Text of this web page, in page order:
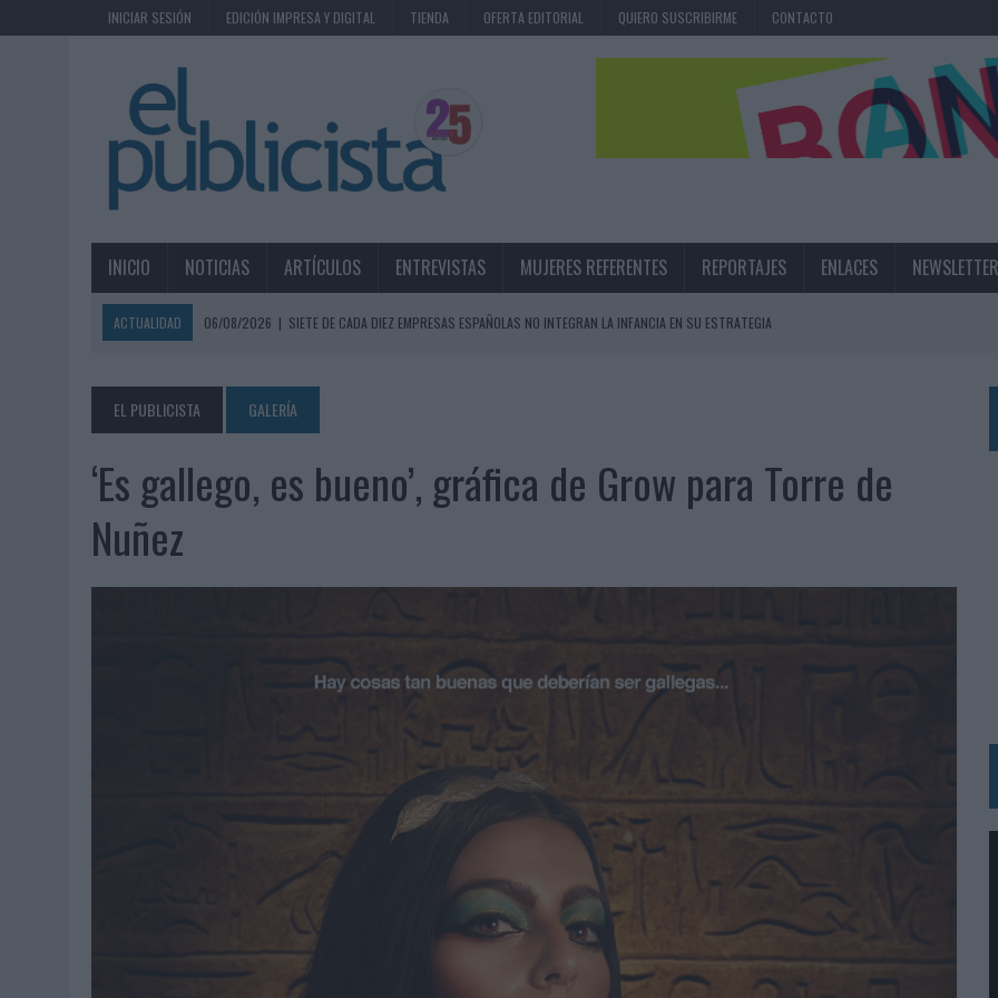
INICIAR SESIÓN EDICIÓN IMPRESA Y DIGITAL TIENDA OFERTA EDITORIAL QUIERO SUSCRIBIRME CONTACTO
INICIO NOTICIAS ARTÍCULOS ENTREVISTAS MUJERES REFERENTES REPORTAJES ENLACES NEWSLETTER
ACTUALIDAD 06/08/2026 | SIETE DE CADA DIEZ EMPRESAS ESPAÑOLAS NO INTEGRAN LA INFANCIA EN SU ESTRATEGIA
LA TELEVISIÓN SIGUE LIDERANDO EL CONSUMO DE MEDIOS EN VERANO Y SUPERA AL MÓVIL COMO DISPOSITIVO MÁS UTILIZADO
06/08/2026 | EL USO DE LA IA GENERATIVA ALCANZA YA AL 62% DE LOS ESPAÑOLES
06/08/2026 |
SYSTEM1 NOMBRA A KIMBERLY BASTONI COMO NUEVA DIRECTORA COMERCIAL GLOBAL
06/08/2026 | FRIGO Y UNIQLO LANZAN UNA COLECCIÓN PERSONALIZABLE INSPIRADA EN CORNETTO, CALIPPO Y SOLERO
06/08/2026
LUIS ARQUILLOS (BURGO DE ARIAS): “LA CONSTRUCCIÓN DE MARCA A LARGO PLAZO Y LA MEDICIÓN SON DOS CARAS DE LA MISMA
‘EL PARAÍSO MÁS CERCA’, DE 22GRADOS PARA LOPESAN HOTELS & RESORTS
‘LA ÚNICA CERVEZA DEL MUNDO QUE SE DISFRUTA DOS VECES’, DE INUSUALY PARA CERVEZA CAPAZ
‘EL FÚTBOL SIN LAS PERSONAS’, DE DENTSU CREATIVE PARA ORANGE
CAPAZ, LA CERVEZA QUE CONVIERTE CADA BOTELLA EN UNA OPORTUNIDAD DE INCLUSIÓN
BABARIA Y MAXIBON SON ‘EL MATCH PERFECTO DEL VERANO’
AUDIBLE REIVINDICA EL PODER TRANSFORMADOR DEL AUDIO EN SU NUEVA CAMPAÑA GLOBAL DE MARCA
‘VUELVE EL FÚTBOL. VUELVE A SOÑAR’, DE VML PARA MOVISTAR
EL PUBLICISTA GALERÍA
‘Es gallego, es bueno’, gráfica de Grow para Torre de
Nuñez